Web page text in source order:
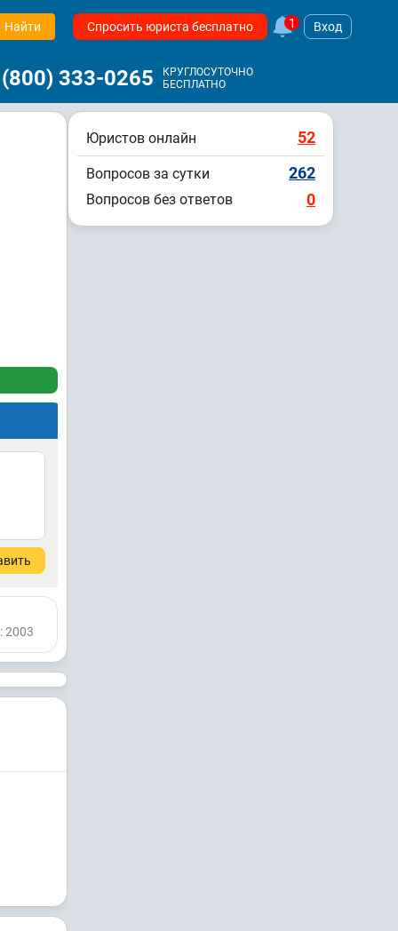
Найти Спросить юриста бесплатно 1 Вход
333-0265
КРУГЛОСУТОЧНО
БЕСПЛАТНО
2003
Юристов онлайн 52
Вопросов за сутки 262
Вопросов без ответов 0